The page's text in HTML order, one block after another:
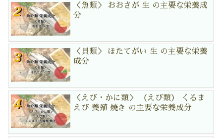
＜魚類＞ おおさが 生 の主要な栄養成
分
＜貝類＞ ほたてがい 生 の主要な栄養
成分
＜えび・かに類＞ （えび類） くるま
えび 養殖 焼き の主要な栄養成分